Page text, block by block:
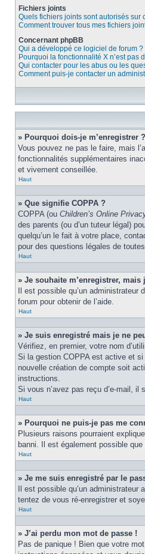
Fichiers joints
Quels fichiers joints sont autorisés sur
Comment trouver tous mes fichiers
Concernant phpBB
Qui a développé ce logiciel de forum ?
Pourquoi la fonctionnalité X n’est pas
Qui contacter pour les abus ou les
Comment puis-je contacter un
» Pourquoi dois-je m’enregistrer ?
Vous pouvez ne pas le faire, mais
fonctionnalités supplémentaires
et vivement conseillée.
Haut
» Que signifie COPPA ?
COPPA (ou Children’s Online
des parents (ou d’un tuteur légal)
quelqu’un le fait à votre place,
pour des questions légales de
Haut
» Je souhaite m’enregistrer, mais
Il est possible qu’un
forum pour obtenir de l’aide.
Haut
» Je suis enregistré mais je ne
Vérifiez, en premier, votre nom
Si la gestion COPPA est active et
nouvelle création de compte soit
instructions.
Si vous n’avez pas reçu d’e-mail,
Haut
» Pourquoi ne puis-je pas me
Plusieurs raisons pourraient
banni. Il est également possible
Haut
» Je me suis enregistré par le
Il est possible qu’un
tentez de vous ré-enregistrer et
Haut
» J’ai perdu mon mot de passe !
Pas de panique ! Bien que votre